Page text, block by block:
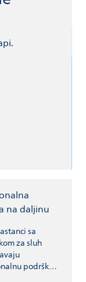
na daljinu
sa
za sluh
podršku i